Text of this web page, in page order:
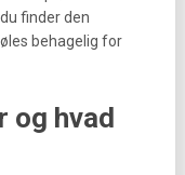
finder den
behagelig for
og hvad